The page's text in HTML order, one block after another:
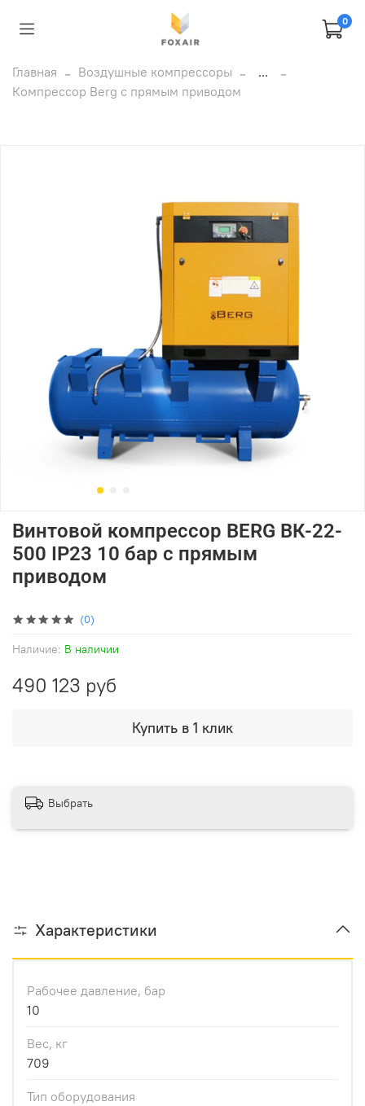
0
Главная Воздушные компрессоры
...
Компрессор Berg c прямым приводом
(0)
Наличие: В наличии
Винтовой компрессор BERG ВК-22-
500 IP23 10 бар с прямым
приводом
490 123 руб
Купить в 1 клик
Выбрать
Характеристики
Рабочее давление, бар
10
Вес, кг
709
Тип оборудования